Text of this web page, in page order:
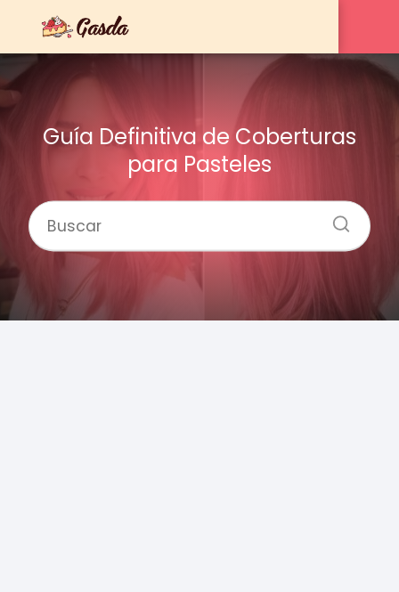
Guía Definitiva de Coberturas
para Pasteles